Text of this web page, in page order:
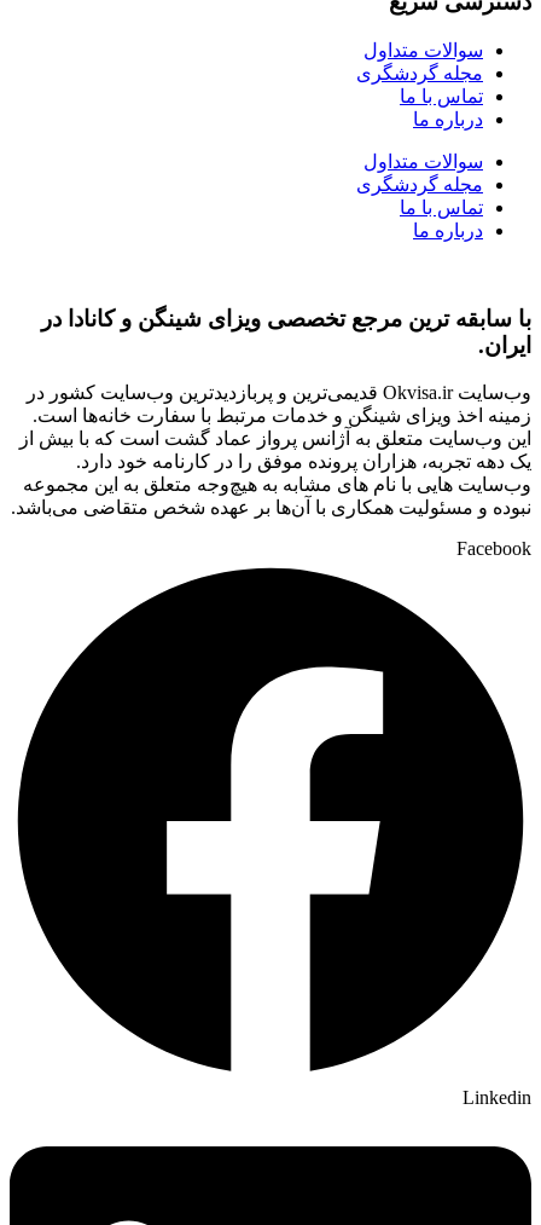
سوالات متداول
مجله گردشگری
تماس با ما
درباره ما
سوالات متداول
مجله گردشگری
تماس با ما
درباره ما
با سابقه ‌ترین مرجع تخصصی ویزای شینگن و کانادا در
ایران.
وب‌سایت Okvisa.ir قدیمی‌ترین و پربازدیدترین وب‌سایت کشور در
زمینه اخذ ویزای شینگن و خدمات مرتبط با سفارت‌ خانه‌ها است.
این وب‌سایت متعلق به آژانس پرواز عماد گشت است که با بیش از
یک دهه تجربه، هزاران پرونده موفق را در کارنامه خود دارد.
وب‌سایت‌ هایی با نام‌ های مشابه به هیچ‌وجه متعلق به این مجموعه
نبوده و مسئولیت همکاری با آن‌ها بر عهده شخص متقاضی می‌باشد.
Facebook
Linkedin